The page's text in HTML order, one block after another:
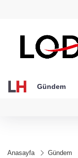
Gündem
Anasayfa Gündem